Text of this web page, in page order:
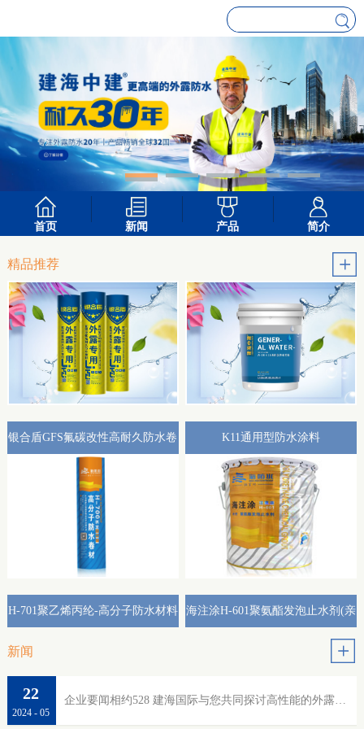
首页 新闻 产品 简介
精品推荐
银合盾GFS氟碳改性高耐久防水卷
材外露专用(热熔型)
K11通用型防水涂料
H-701聚乙烯丙纶-高分子防水材料 海注涂H-601聚氨酯发泡止水剂(亲
新闻
企业要闻相约528 建海国际与您共同探讨高性能的外露防水
2024 - 05
22